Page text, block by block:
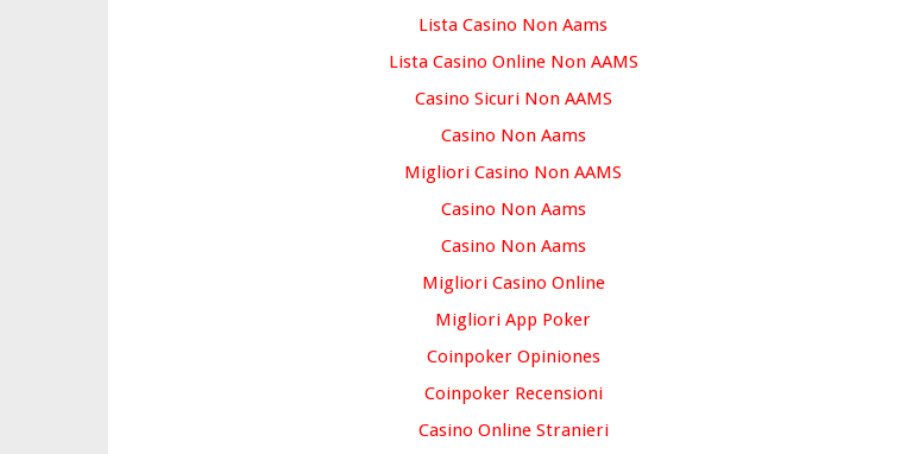
Lista Casino Non Aams
Lista Casino Online Non AAMS
Casino Sicuri Non AAMS
Casino Non Aams
Migliori Casino Non AAMS
Casino Non Aams
Casino Non Aams
Migliori Casino Online
Migliori App Poker
Coinpoker Opiniones
Coinpoker Recensioni
Casino Online Stranieri